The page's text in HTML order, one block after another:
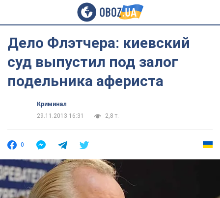
Дело Флэтчера: киевский
суд выпустил под залог
подельника афериста
Криминал
29.11.2013 16:31
2,8 т.
0